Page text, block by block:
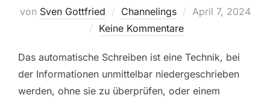
von Sven Gottfried Channelings
Veröffentlicht
April 7, 2024
Keine Kommentare
Das automatische Schreiben ist eine Technik, bei
der Informationen unmittelbar niedergeschrieben
werden, ohne sie zu überprüfen, oder einem